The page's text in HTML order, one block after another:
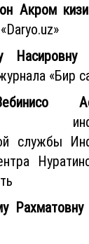
Акром кизи
Насировну-
«Бир
службы
Рахматовну